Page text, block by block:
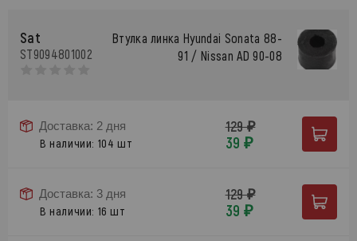
Sat
ST9094801002
Втулка линка Hyundai Sonata 88-
91 / Nissan AD 90-08
Доставка: 2 дня
В наличии: 104 шт
129 ₽
39 ₽
Доставка: 3 дня
В наличии: 16 шт
129 ₽
39 ₽